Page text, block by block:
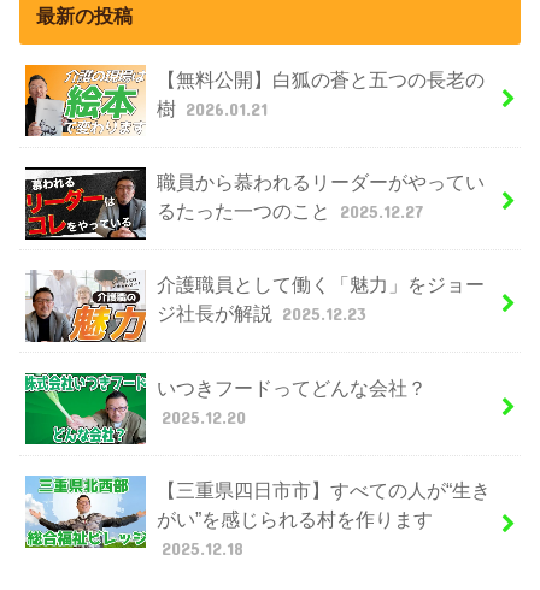
最新の投稿
【無料公開】白狐の蒼と五つの長老の
樹 2026.01.21
職員から慕われるリーダーがやってい
るたった一つのこと
2025.12.27
介護職員として働く「魅力」をジョー
ジ社長が解説
2025.12.23
いつきフードってどんな会社？
2025.12.20
【三重県四日市市】すべての人が“生き
がい”を感じられる村を作ります
2025.12.18